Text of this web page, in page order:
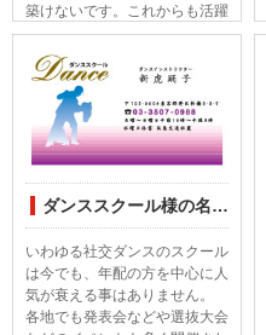
築けないです。これからも活躍
する業種だと思います。
ダンススクール様の名刺印刷デザイン
いわゆる社交ダンスのスクール
は今でも、年配の方を中心に人
気が衰える事はありません。
各地でも発表会などや選抜大会